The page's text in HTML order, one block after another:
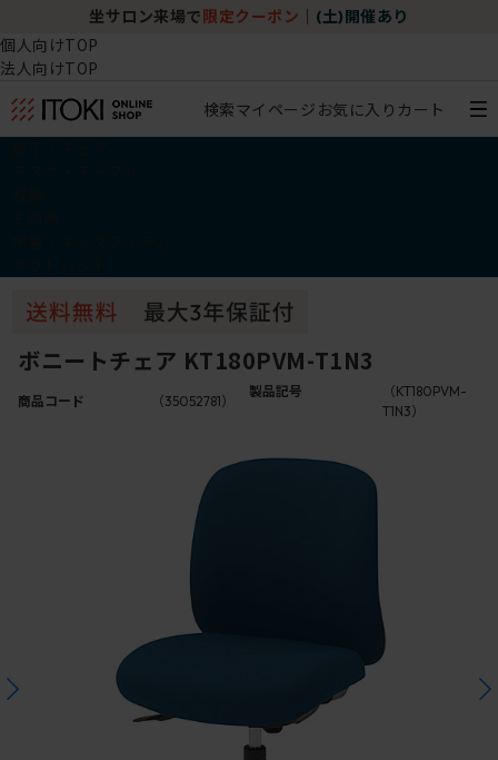
坐サロン来場で 限定クーポン (土)開催あり
個人向けTOP
法人向けTOP
検索マイページ お気に入り カート
ボニートチェア KT180PVM-T1N3
商品コード （35052781）
製品記号
（KT180PVM-
T1N3）